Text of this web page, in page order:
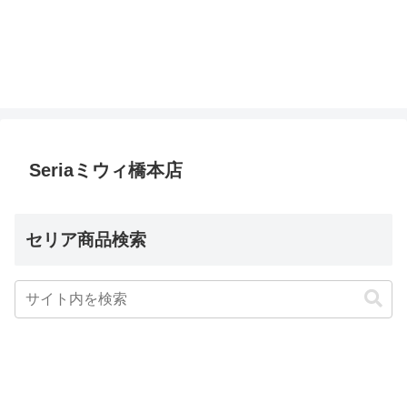
Seriaミウィ橋本店
セリア商品検索